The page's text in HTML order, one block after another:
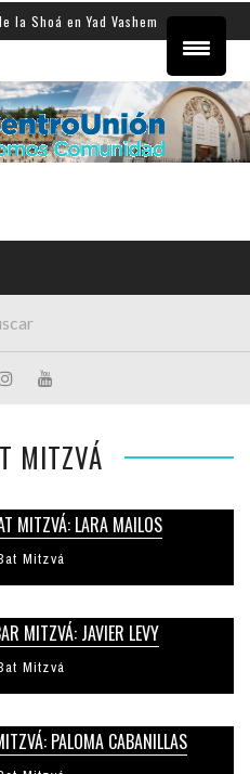
Shoá en Yad Vashem
MITZVÁ
MITZVÁ: LARA MAILOS
Mitzvá
MITZVÁ: JAVIER LEVY
Mitzvá
PALOMA CABANILLAS